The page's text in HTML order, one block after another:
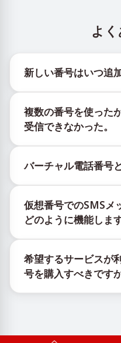
よ
新しい番号はいつ追
@TigerSMSofficial_bot
ネルは最新の番号在庫
リーな更新を提供しま
複数の番号を使った
受信できなかった。
ことはできません。サ
一時的な番号へのメッ
には、次の方法をお試
VPNサービスを利用
さい。
バーチャル電話番号
で、物理的なSIMカード
された地理的場所にも
OTPや認証コードを含
仮想番号でのSMSメ
どのように機能しま
ソフトウェアの組み合
を管理するための自社
希望するサービスが
号を購入すべきです